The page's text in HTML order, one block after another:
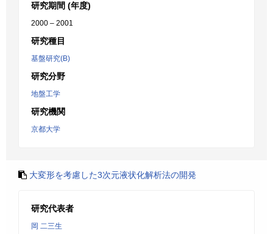
研究期間 (年度)
2000 – 2001
研究種目
基盤研究(B)
研究分野
地盤工学
研究機関
京都大学
大変形を考慮した3次元液状化解析法の開発
研究代表者
岡 二三生